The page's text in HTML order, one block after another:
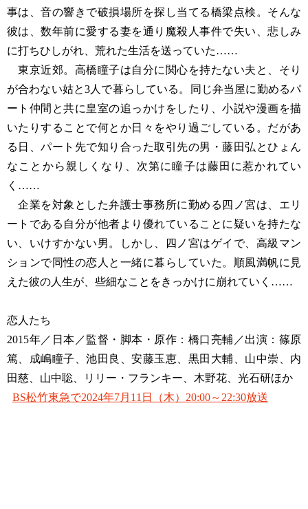
事は、音の響きで破損場所を探し当てる橋梁点検。そんな
彼は、数年前に愛する妻を通り魔殺人事件で失い、悲しみ
に打ちひしがれ、荒れた生活を送っていた……
東京近郊。高橋瞳子は自分に関心を持たない夫と、そり
が合わない姑と3人で暮らしている。同じ弁当屋に勤めるパ
ート仲間と共に皇室の追っかけをしたり、小説や漫画を描
いたりすることで何とか日々をやり過ごしている。だがあ
る日、パート先で知り合った取引先の男・藤田弘とひょん
なことから親しくなり、次第に瞳子は藤田に惹かれてい
く……
企業を対象とした弁護士事務所に勤める四ノ宮は、エリ
ートである自分が他者より優れていることに疑いを持たな
い、いけすかない男。しかし、四ノ宮はゲイで、高級マン
ションで同性の恋人と一緒に暮らしていた。順風満帆に見
えた彼の人生が、些細なことをきっかけに崩れていく……
恋人たち
2015年／日本／監督・脚本・原作：橋口亮輔／出演：篠原
篤、成嶋瞳子、池田良、安藤玉恵、黒田大輔、山中崇、内
田慈、山中聡、リリー・フランキー、木野花、光石研ほか
BS松竹東急で2024年7月11日（木）20:00～22:30放送